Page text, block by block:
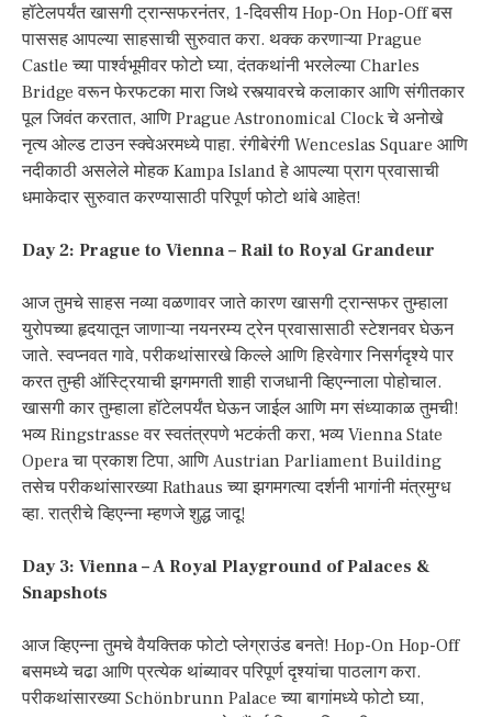
हॉटेलपर्यंत खासगी ट्रान्सफरनंतर, 1-दिवसीय Hop-On Hop-Off बस
पाससह आपल्या साहसाची सुरुवात करा. थक्क करणाऱ्या Prague
Castle च्या पार्श्वभूमीवर फोटो घ्या, दंतकथांनी भरलेल्या Charles
Bridge वरून फेरफटका मारा जिथे रस्त्यावरचे कलाकार आणि संगीतकार
पूल जिवंत करतात, आणि Prague Astronomical Clock चे अनोखे
नृत्य ओल्ड टाउन स्क्वेअरमध्ये पाहा. रंगीबेरंगी Wenceslas Square आणि
नदीकाठी असलेले मोहक Kampa Island हे आपल्या प्राग प्रवासाची
धमाकेदार सुरुवात करण्यासाठी परिपूर्ण फोटो थांबे आहेत!
Day 2: Prague to Vienna – Rail to Royal Grandeur
आज तुमचे साहस नव्या वळणावर जाते कारण खासगी ट्रान्सफर तुम्हाला
युरोपच्या हृदयातून जाणाऱ्या नयनरम्य ट्रेन प्रवासासाठी स्टेशनवर घेऊन
जाते. स्वप्नवत गावे, परीकथांसारखे किल्ले आणि हिरवेगार निसर्गदृश्ये पार
करत तुम्ही ऑस्ट्रियाची झगमगती शाही राजधानी व्हिएन्नाला पोहोचाल.
खासगी कार तुम्हाला हॉटेलपर्यंत घेऊन जाईल आणि मग संध्याकाळ तुमची!
भव्य Ringstrasse वर स्वतंत्रपणे भटकंती करा, भव्य Vienna State
Opera चा प्रकाश टिपा, आणि Austrian Parliament Building
तसेच परीकथांसारख्या Rathaus च्या झगमगत्या दर्शनी भागांनी मंत्रमुग्ध
व्हा. रात्रीचे व्हिएन्ना म्हणजे शुद्ध जादू!
Day 3: Vienna – A Royal Playground of Palaces &
Snapshots
आज व्हिएन्ना तुमचे वैयक्तिक फोटो प्लेग्राउंड बनते! Hop-On Hop-Off
बसमध्ये चढा आणि प्रत्येक थांब्यावर परिपूर्ण दृश्यांचा पाठलाग करा.
परीकथांसारख्या Schönbrunn Palace च्या बागांमध्ये फोटो घ्या,